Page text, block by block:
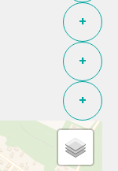
+
+
+